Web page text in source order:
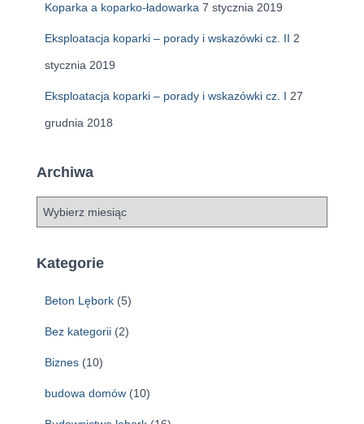
Koparka a koparko-ładowarka 7 stycznia 2019
Eksploatacja koparki – porady i wskazówki cz. II 2
stycznia 2019
Eksploatacja koparki – porady i wskazówki cz. I 27
grudnia 2018
Archiwa
h
Kategorie
Beton Lębork (5)
Bez kategorii (2)
Biznes (10)
budowa domów (10)